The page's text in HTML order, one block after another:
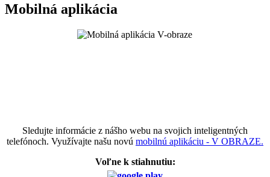
Mobilná aplikácia
Sledujte informácie z nášho webu na svojich inteligentných
telefónoch. Využívajte našu novú mobilnú aplikáciu - V OBRAZE.
Voľne k stiahnutiu: